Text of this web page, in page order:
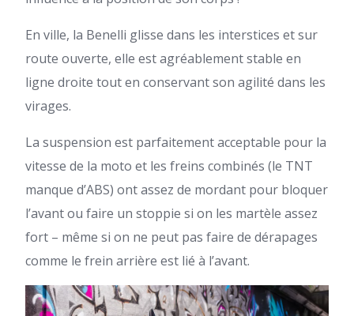
En ville, la Benelli glisse dans les interstices et sur
route ouverte, elle est agréablement stable en
ligne droite tout en conservant son agilité dans les
virages.
La suspension est parfaitement acceptable pour la
vitesse de la moto et les freins combinés (le TNT
manque d’ABS) ont assez de mordant pour bloquer
l’avant ou faire un stoppie si on les martèle assez
fort – même si on ne peut pas faire de dérapages
comme le frein arrière est lié à l’avant.